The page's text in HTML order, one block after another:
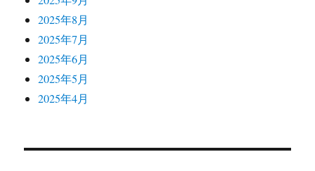
ン2025年8月
2025年7月
2025年6月
2025年5月
2025年4月